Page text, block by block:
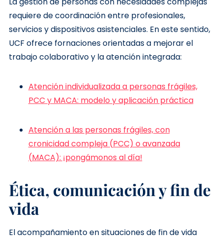
requiere de coordinación entre profesionales,
servicios y dispositivos asistenciales. En este sentido,
UCF ofrece fornaciones orientadas a mejorar el
trabajo colaborativo y la atención integrada:
Atención individualizada a personas frágiles,
PCC y MACA: modelo y aplicación práctica
Atención a las personas frágiles, con
cronicidad compleja (PCC) o avanzada
(MACA): ¡pongámonos al día!
Ética, comunicación y fin de
vida
El acompañamiento en situaciones de fin de vida